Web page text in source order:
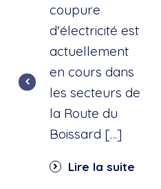
coupure
d'électricité est
actuellement
en cours dans
les secteurs de
la Route du
Boissard […]
Lire la suite